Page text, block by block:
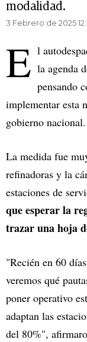
modalidad.
3 Febrero de 2025
E l
la agenda
pensando
implementar esta
gobierno nacional.
La medida fue
refinadoras y la
estaciones de
que esperar la
trazar una hoja
"Recién en 60
veremos qué
poner operativo
adaptan las
del 80%",